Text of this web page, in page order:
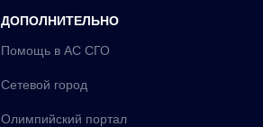
ДОПОЛНИТЕЛЬНО
Помощь в АС СГО
Сетевой город
Олимпийский портал